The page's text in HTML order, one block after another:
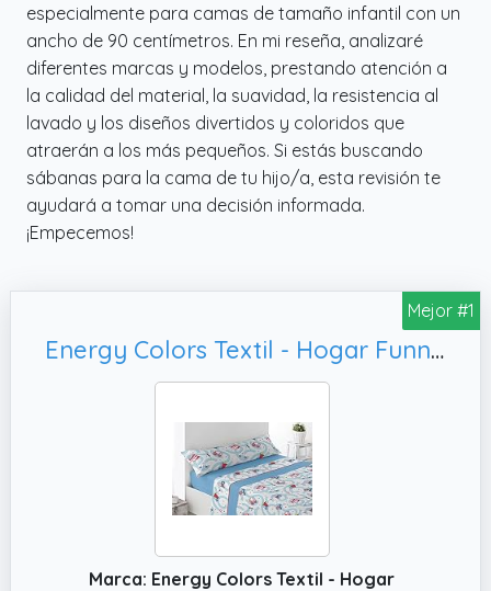
especialmente para camas de tamaño infantil con un
ancho de 90 centímetros. En mi reseña, analizaré
diferentes marcas y modelos, prestando atención a
la calidad del material, la suavidad, la resistencia al
lavado y los diseños divertidos y coloridos que
atraerán a los más pequeños. Si estás buscando
sábanas para la cama de tu hijo/a, esta revisión te
ayudará a tomar una decisión informada.
¡Empecemos!
Mejor #1
Energy Colors Textil - Hogar Funny Juego Sábanas Estampada Infantil Cama 90 Verano Poliester (Camiones)
Marca: Energy Colors Textil - Hogar